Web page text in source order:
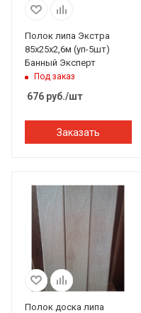
Полок липа Экстра
85х25х2,6м (уп-5шт)
Банный Эксперт
Под заказ
676 руб./шт
Заказать
Полок доска липа